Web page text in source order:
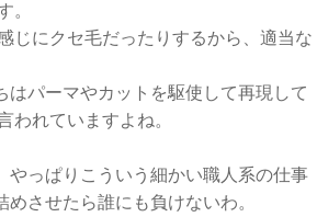
じにクセ毛だったりするから、適当な
パーマやカットを駆使して再現して
れていますよね。
っぱりこういう細かい職人系の仕事
させたら誰にも負けないわ。